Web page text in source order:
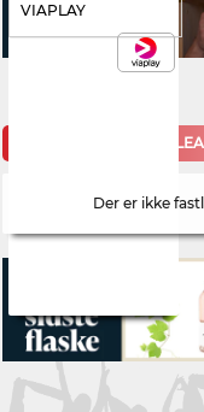
VIAPLAY
KOMMENDE MAJOR
Der er ikke